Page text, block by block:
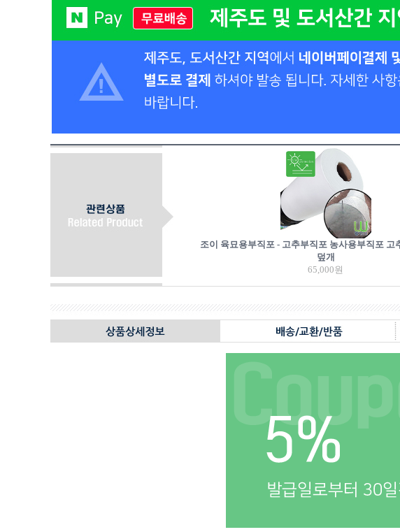
조이 육묘용부직포 - 고추부직포 농사용부직포 고
덮개
65,000원